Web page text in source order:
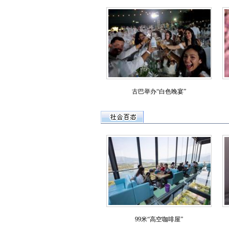
古巴举办“白色晚宴”
99米“高空咖啡屋”